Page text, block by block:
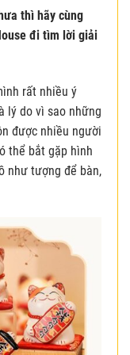
thì hãy cùng
đi tìm lời giải
rất nhiều ý
lý do vì sao những
được nhiều người
thể bắt gặp hình
như tượng để bàn,